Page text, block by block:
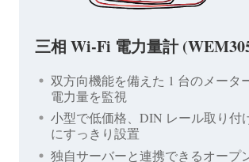
三相 Wi-Fi 電力量計
双方向機能を備えた 1 台のメータ
電力量を監視
小型で低価格、DIN レール取り付
にすっきり設置
独自サーバーと連携できるオープ